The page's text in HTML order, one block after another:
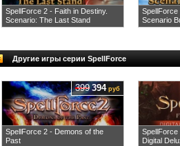
SpellForce 2 - Faith in Destiny.
Scenario: The Last Stand
SpellForce
Scenario
Другие игры серии SpellForce
SpellForce 2 - Demons of the
Past
399 394руб
SpellForce
Digital